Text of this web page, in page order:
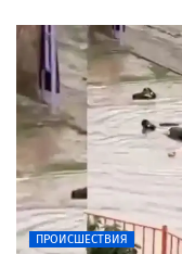
ПРОИСШЕСТВИЯ